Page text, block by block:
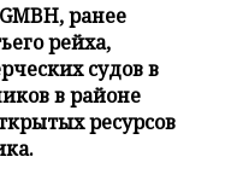
ранее
рейха,
судов в
в районе
ресурсов